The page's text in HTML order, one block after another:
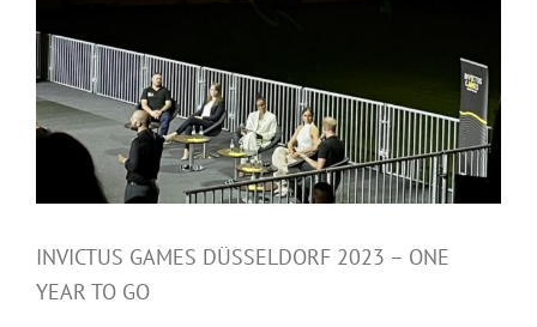
INVICTUS GAMES DÜSSELDORF 2023 – ONE
YEAR TO GO